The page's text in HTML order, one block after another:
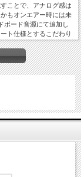
ことで、アナログ感は
もオンエアー時には未
ボード音源にて追加し
ト仕様とするこだわり
を含む4曲と、あとはそ
因みにこの2ヵ月後の
ぼ同様のセット内容ゆ
Cleveland, OH, USA
1. Introduction 2.
Girl 5. Do What
9. Wait For Me 10.
14. Intravino 15.
/ John Oates -
Synthesizers,